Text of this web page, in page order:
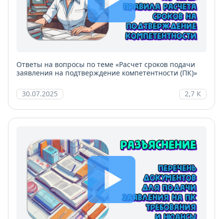
Ответы на вопросы по теме «Расчет сроков подачи
заявления на подтверждение компетентности (ПК)»
30.07.2025 2,7 К